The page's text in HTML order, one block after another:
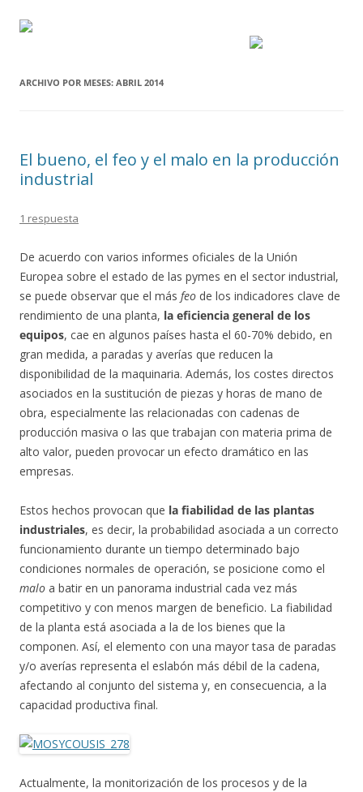
ARCHIVO POR MESES: ABRIL 2014
El bueno, el feo y el malo en la producción
industrial
1 respuesta
De acuerdo con varios informes oficiales de la Unión
Europea sobre el estado de las pymes en el sector industrial,
se puede observar que el más feo de los indicadores clave de
rendimiento de una planta, la eficiencia general de los
equipos, cae en algunos países hasta el 60-70% debido, en
gran medida, a paradas y averías que reducen la
disponibilidad de la maquinaria. Además, los costes directos
asociados en la sustitución de piezas y horas de mano de
obra, especialmente las relacionadas con cadenas de
producción masiva o las que trabajan con materia prima de
alto valor, pueden provocar un efecto dramático en las
empresas.
Estos hechos provocan que la fiabilidad de las plantas
industriales, es decir, la probabilidad asociada a un correcto
funcionamiento durante un tiempo determinado bajo
condiciones normales de operación, se posicione como el
malo a batir en un panorama industrial cada vez más
competitivo y con menos margen de beneficio. La fiabilidad
de la planta está asociada a la de los bienes que la
componen. Así, el elemento con una mayor tasa de paradas
y/o averías representa el eslabón más débil de la cadena,
afectando al conjunto del sistema y, en consecuencia, a la
capacidad productiva final.
Actualmente, la monitorización de los procesos y de la